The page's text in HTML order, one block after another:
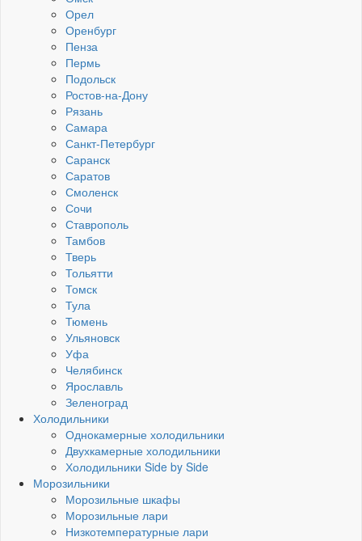
Орел
Оренбург
Пенза
Пермь
Подольск
Ростов-на-Дону
Рязань
Самара
Санкт-Петербург
Саранск
Саратов
Смоленск
Сочи
Ставрополь
Тамбов
Тверь
Тольятти
Томск
Тула
Тюмень
Ульяновск
Уфа
Челябинск
Ярославль
Зеленоград
Холодильники
Однокамерные холодильники
Двухкамерные холодильники
Холодильники Side by Side
Морозильники
Морозильные шкафы
Морозильные лари
Низкотемпературные лари